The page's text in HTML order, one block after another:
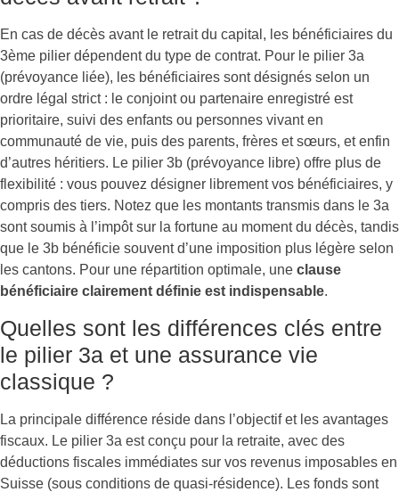
En cas de décès avant le retrait du capital, les bénéficiaires du
3ème pilier dépendent du type de contrat. Pour le pilier 3a
(prévoyance liée), les bénéficiaires sont désignés selon un
ordre légal strict : le conjoint ou partenaire enregistré est
prioritaire, suivi des enfants ou personnes vivant en
communauté de vie, puis des parents, frères et sœurs, et enfin
d’autres héritiers. Le pilier 3b (prévoyance libre) offre plus de
flexibilité : vous pouvez désigner librement vos bénéficiaires, y
compris des tiers. Notez que les montants transmis dans le 3a
sont soumis à l’impôt sur la fortune au moment du décès, tandis
que le 3b bénéficie souvent d’une imposition plus légère selon
les cantons. Pour une répartition optimale, une clause
bénéficiaire clairement définie est indispensable.
Quelles sont les différences clés entre
le pilier 3a et une assurance vie
classique ?
La principale différence réside dans l’objectif et les avantages
fiscaux. Le pilier 3a est conçu pour la retraite, avec des
déductions fiscales immédiates sur vos revenus imposables en
Suisse (sous conditions de quasi-résidence). Les fonds sont